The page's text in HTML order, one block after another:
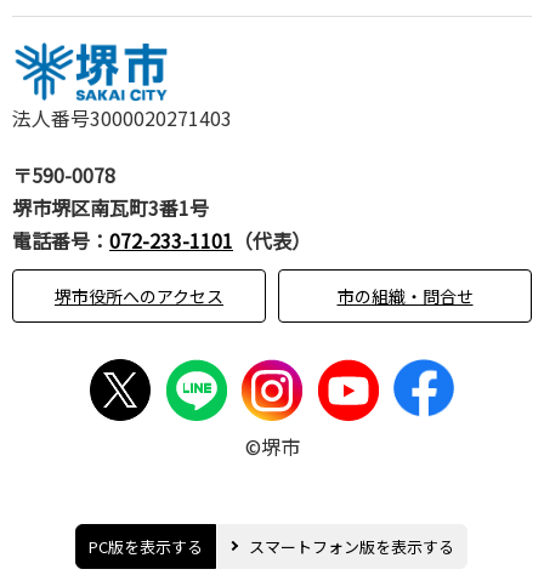
法人番号3000020271403
〒590-0078
堺市堺区南瓦町3番1号
電話番号： 072-233-1101 （代表）
堺市役所へのアクセス 市の組織・問合せ
©堺市
PC版を表示する スマートフォン版を表示する